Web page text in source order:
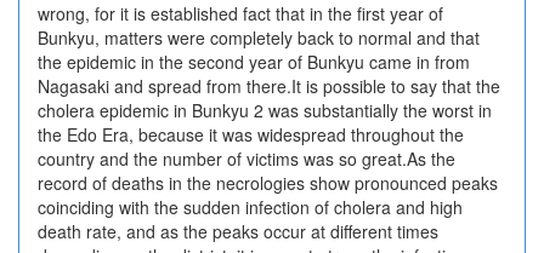
wrong, for it is established fact that in the first year of
Bunkyu, matters were completely back to normal and that
the epidemic in the second year of Bunkyu came in from
Nagasaki and spread from there.It is possible to say that the
cholera epidemic in Bunkyu 2 was substantially the worst in
the Edo Era, because it was widespread throughout the
country and the number of victims was so great.As the
record of deaths in the necrologies show pronounced peaks
coinciding with the sudden infection of cholera and high
death rate, and as the peaks occur at different times